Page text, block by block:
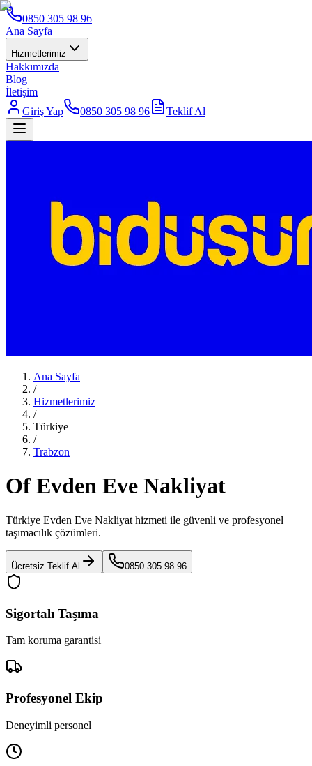
0850 305 98 96
Ana Sayfa
Hizmetlerimiz
Hakkımızda
Blog
İletişim
Giriş Yap
0850 305 98 96 Teklif Al
Ana Sayfa
/
Hizmetlerimiz
/
Türkiye
/
Trabzon
Of Evden Eve Nakliyat
Türkiye Evden Eve Nakliyat hizmeti ile güvenli ve profesyonel
taşımacılık çözümleri.
Ücretsiz Teklif Al 0850 305 98 96
Sigortalı Taşıma
Tam koruma garantisi
Profesyonel Ekip
Deneyimli personel